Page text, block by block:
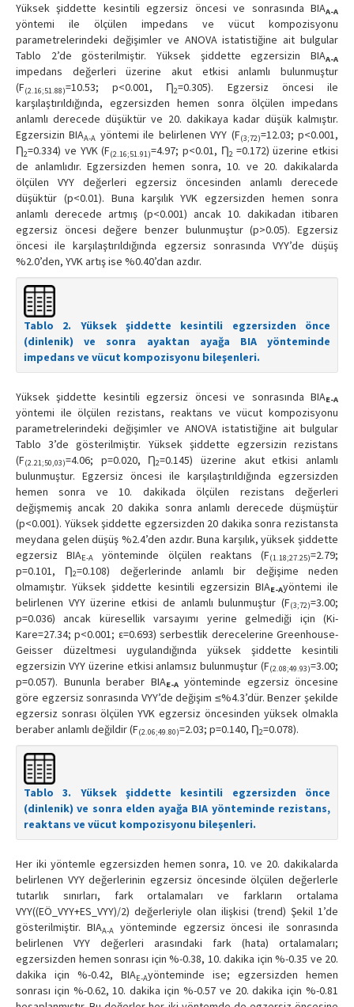
Yüksek şiddette kesintili egzersiz öncesi ve sonrasında BIAA-A
yöntemi ile ölçülen impedans ve vücut kompozisyonu
parametrelerindeki değişimler ve ANOVA istatistiğine ait bulgular
Tablo 2’de gösterilmiştir. Yüksek şiddette egzersizin BIAA-A
impedans değerleri üzerine akut etkisi anlamlı bulunmuştur
(F(2.16;51.88)=10.53; p<0.001, Ƞ2=0.305). Egzersiz öncesi ile
karşılaştırıldığında, egzersizden hemen sonra ölçülen impedans
anlamlı derecede düşüktür ve 20. dakikaya kadar düşük kalmıştır.
Egzersizin BIAA-A yöntemi ile belirlenen VYY (F(3;72)=12.03; p<0.001,
Ƞ2=0.334) ve YVK (F(2.16;51.91)=4.97; p<0.01, Ƞ2 =0.172) üzerine etkisi
de anlamlıdır. Egzersizden hemen sonra, 10. ve 20. dakikalarda
ölçülen VYY değerleri egzersiz öncesinden anlamlı derecede
düşüktür (p<0.01). Buna karşılık YVK egzersizden hemen sonra
anlamlı derecede artmış (p<0.001) ancak 10. dakikadan itibaren
egzersiz öncesi değere benzer bulunmuştur (p>0.05). Egzersiz
öncesi ile karşılaştırıldığında egzersiz sonrasında VYY’de düşüş
%2.0’den, YVK artış ise %0.40’dan azdır.
Tablo 2. Yüksek şiddette kesintili egzersizden önce
(dinlenik) ve sonra ayaktan ayağa BIA yönteminde
impedans ve vücut kompozisyonu bileşenleri.
Yüksek şiddette kesintili egzersiz öncesi ve sonrasında BIAE-A
yöntemi ile ölçülen rezistans, reaktans ve vücut kompozisyonu
parametrelerindeki değişimler ve ANOVA istatistiğine ait bulgular
Tablo 3’de gösterilmiştir. Yüksek şiddette egzersizin rezistans
(F(2.21;50,03)=4.06; p=0.020, Ƞ2=0.145) üzerine akut etkisi anlamlı
bulunmuştur. Egzersiz öncesi ile karşılaştırıldığında egzersizden
hemen sonra ve 10. dakikada ölçülen rezistans değerleri
değişmemiş ancak 20 dakika sonra anlamlı derecede düşmüştür
(p<0.001). Yüksek şiddette egzersizden 20 dakika sonra rezistansta
meydana gelen düşüş %2.4’den azdır. Buna karşılık, yüksek şiddette
egzersiz BIAE-A yönteminde ölçülen reaktans (F(1.18;27.25)=2.79;
p=0.101, Ƞ2=0.108) değerlerinde anlamlı bir değişime neden
olmamıştır. Yüksek şiddette kesintili egzersizin BIAE-Ayöntemi ile
belirlenen VYY üzerine etkisi de anlamlı bulunmuştur (F(3;72)=3.00;
p=0.036) ancak küresellik varsayımı yerine gelmediği için (Ki-
Kare=27.34; p<0.001; ε=0.693) serbestlik derecelerine Greenhouse-
Geisser düzeltmesi uygulandığında yüksek şiddette kesintili
egzersizin VYY üzerine etkisi anlamsız bulunmuştur (F(2.08;49.93)=3.00;
p=0.057). Bununla beraber BIAE-Ayönteminde egzersiz öncesine
göre egzersiz sonrasında VYY’de değişim ≤%4.3’dür. Benzer şekilde
egzersiz sonrası ölçülen YVK egzersiz öncesinden yüksek olmakla
beraber anlamlı değildir (F(2.06;49.80)=2.03; p=0.140, Ƞ2=0.078).
Tablo 3. Yüksek şiddette kesintili egzersizden önce
(dinlenik) ve sonra elden ayağa BIA yönteminde rezistans,
reaktans ve vücut kompozisyonu bileşenleri.
Her iki yöntemle egzersizden hemen sonra, 10. ve 20. dakikalarda
belirlenen VYY değerlerinin egzersiz öncesinde ölçülen değerlerle
tutarlık sınırları, fark ortalamaları ve farkların ortalama
VYY((EÖ_VYY+ES_VYY)/2) değerleriyle olan ilişkisi (trend) Şekil 1’de
gösterilmiştir. BIAA-A
yönteminde egzersiz öncesi ile sonrasında
belirlenen VYY değerleri arasındaki fark (hata) ortalamaları;
egzersizden hemen sonrası için %-0.38, 10. dakika için %-0.35 ve 20.
dakika için %-0.42, BIAE-Ayönteminde ise; egzersizden hemen
sonrası için %-0.62, 10. dakika için %-0.57 ve 20. dakika için %-0.81